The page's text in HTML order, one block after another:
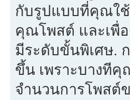
กับรูปแบบที่คุณใช้
คุณโพสต์ และเพื่อ
มีระดับขั้นพิเศษ.
ขึ้น เพราะบางทีคุ
จำนวนการโพสต์